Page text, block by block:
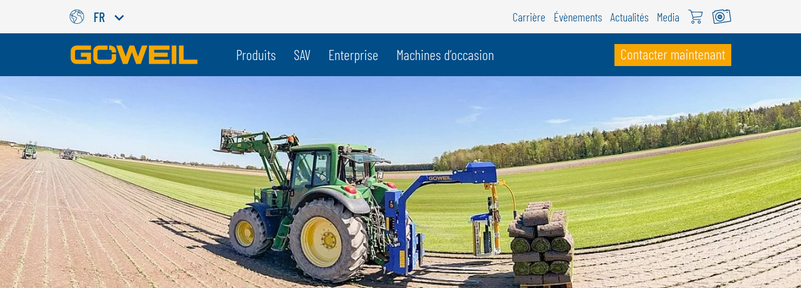
FR
Choisissez votre langue/votre pays
INTERNATIONAL
DEUTSCH
ENGLISH
FRANÇAIS
NEDERLANDS
ESPAÑOL
POLSKI
ČESKÝ
NEDERLANDS
FRANÇAIS
DEUTSCH
GÖWEIL Schweiz
DEUTSCH
FRANÇAIS
Carrière Évènements Actualités Media
Produits SAV Enterprise Machines d’occasion Contacter maintenant